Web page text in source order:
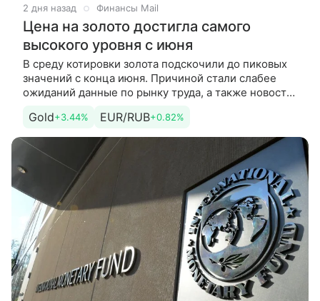
2 дня назад Финансы Mail
Цена на золото достигла самого
высокого уровня с июня
В среду котировки золота подскочили до пиковых
значений с конца июня. Причиной стали слабее
ожиданий данные по рынку труда, а также новости
Ормузском проливе.
Gold+3.44% EUR/RUB+0.82%